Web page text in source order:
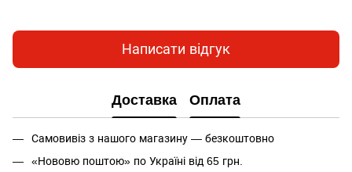
Написати відгук
Доставка Оплата
Самовивіз з нашого магазину — безкоштовно
«Нововю поштою» по Україні від 65 грн.